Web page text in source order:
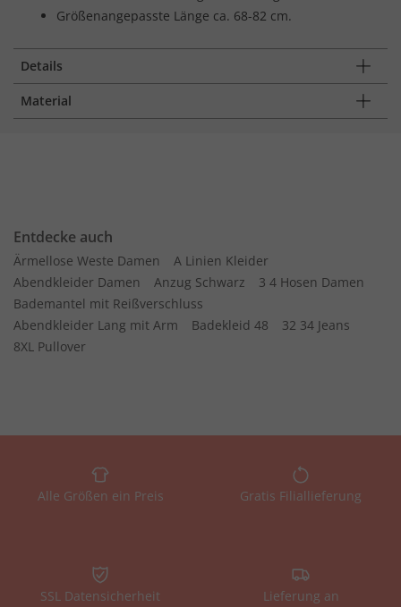
Größenangepasste Länge ca. 68-82 cm.
Details
Material
Entdecke auch
Ärmellose Weste Damen
A Linien Kleider
Abendkleider Damen
Anzug Schwarz
3 4 Hosen Damen
Bademantel mit Reißverschluss
Abendkleider Lang mit Arm
Badekleid 48
32 34 Jeans
8XL Pullover
Alle Größen ein Preis Gratis Filiallieferung
SSL Datensicherheit
Lieferung an